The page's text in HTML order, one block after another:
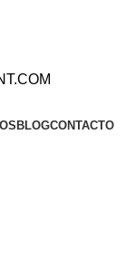
BLOGCONTACTO